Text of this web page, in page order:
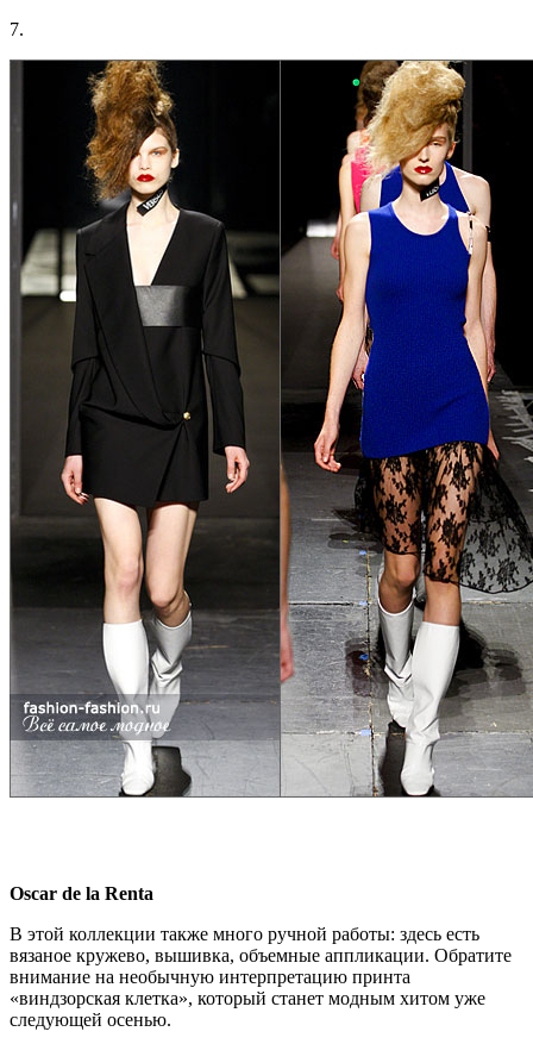
7.
Oscar de la Renta
В этой коллекции также много ручной работы: здесь есть
вязаное кружево, вышивка, объемные аппликации. Обратите
внимание на необычную интерпретацию принта
«виндзорская клетка», который станет модным хитом уже
следующей осенью.